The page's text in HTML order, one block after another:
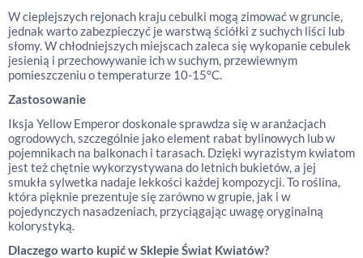
W cieplejszych rejonach kraju cebulki mogą zimować w gruncie,
jednak warto zabezpieczyć je warstwą ściółki z suchych liści lub
słomy. W chłodniejszych miejscach zaleca się wykopanie cebulek
jesienią i przechowywanie ich w suchym, przewiewnym
pomieszczeniu o temperaturze 10-15°C.
Zastosowanie
Iksja Yellow Emperor doskonale sprawdza się w aranżacjach
ogrodowych, szczególnie jako element rabat bylinowych lub w
pojemnikach na balkonach i tarasach. Dzięki wyrazistym kwiatom
jest też chętnie wykorzystywana do letnich bukietów, a jej
smukła sylwetka nadaje lekkości każdej kompozycji. To roślina,
która pięknie prezentuje się zarówno w grupie, jak i w
pojedynczych nasadzeniach, przyciągając uwagę oryginalną
kolorystyką.
Dlaczego warto kupić w Sklepie Świat Kwiatów?